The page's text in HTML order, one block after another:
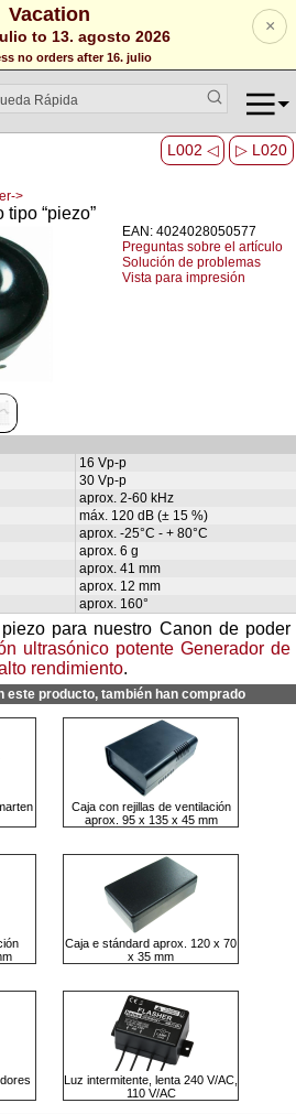
Vacation
to 13. agosto 2026
no orders after 16. julio
×
L002 ◁ ▷ L020
>
“piezo”
EAN: 4024028050577
Preguntas sobre el artículo
Solución de problemas
Vista para impresión
16 Vp-p
30 Vp-p
aprox. 2-60 kHz
máx. 120 dB (± 15 %)
aprox. -25°C - + 80°C
aprox. 6 g
aprox. 41 mm
aprox. 12 mm
aprox. 160°
para nuestro Canon de poder
ultrasónico potente Generador de
rendimiento.
este producto, también han comprado
Caja con rejillas de ventilación
aprox. 95 x 135 x 45 mm
Caja e stándard aprox. 120 x 70
x 35 mm
Luz intermitente, lenta 240 V/AC,
110 V/AC